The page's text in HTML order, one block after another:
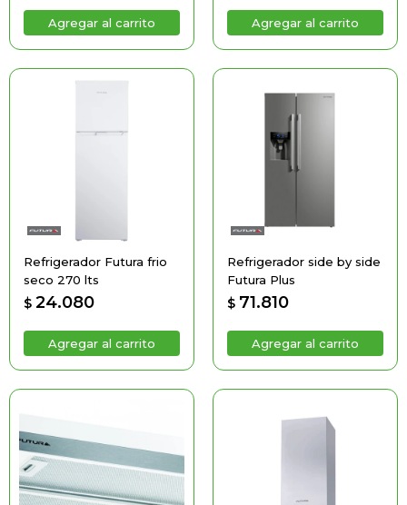
Refrigerador Futura frio
seco 270 lts
$ 24.080
Refrigerador side by side
Futura Plus
$ 71.810